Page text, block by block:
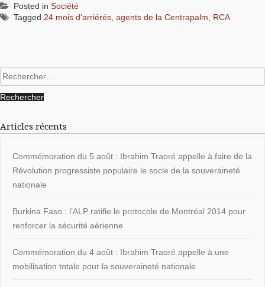
Posted in Société
Tagged 24 mois d’arriérés agents de la Centrapalm RCA
Rechercher :
Articles récents
Commémoration du 5 août : Ibrahim Traoré appelle à faire de la
Révolution progressiste populaire le socle de la souveraineté
nationale
Burkina Faso : l’ALP ratifie le protocole de Montréal 2014 pour
renforcer la sécurité aérienne
Commémoration du 4 août : Ibrahim Traoré appelle à une
mobilisation totale pour la souveraineté nationale